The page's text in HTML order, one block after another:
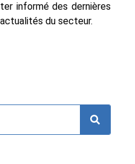
informé des dernières
du secteur.